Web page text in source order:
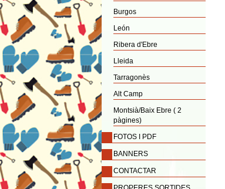
Burgos
León
Ribera d'Ebre
Lleida
Tarragonès
Alt Camp
Montsià/Baix Ebre ( 2
pàgines)
FOTOS I PDF
BANNERS
CONTACTAR